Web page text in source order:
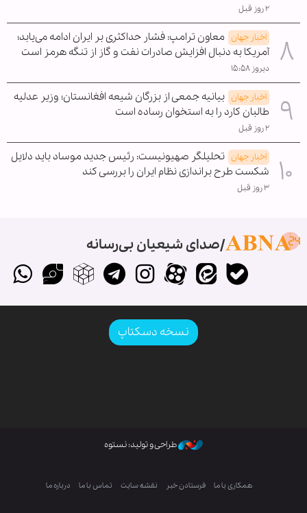
۲ روز قبل
اخبار جهان معاون ترامپ: فشار حداکثری بر ایران ادامه می‌یابد؛
آمریکا به دنبال افزایش صادرات نفت و گاز از تنگه هرمز است
دیروز ۱۵:۵۸
اخبار جهان بیانیه جمعی از بزرگان شیعه افغانستان؛ وزیر عدلیه
طالبان کارد را به استخوان رساده است
۲ روز قبل
اخبار جهان تحلیلگر صهیونیست: رئیس جدید موساد باید دلایل
شکست طرح براندازی نظام ایران را بررسی کند
۳ روز قبل
صدای شیعیان بی‌رسانه
نسخه دسکتاپ
طراحی و تولید: نستوه
همکاری با ما فرستادن خبر نقشه سایت تماس با ما درباره ما